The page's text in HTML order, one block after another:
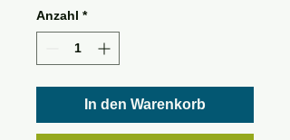
Anzahl *
In den Warenkorb